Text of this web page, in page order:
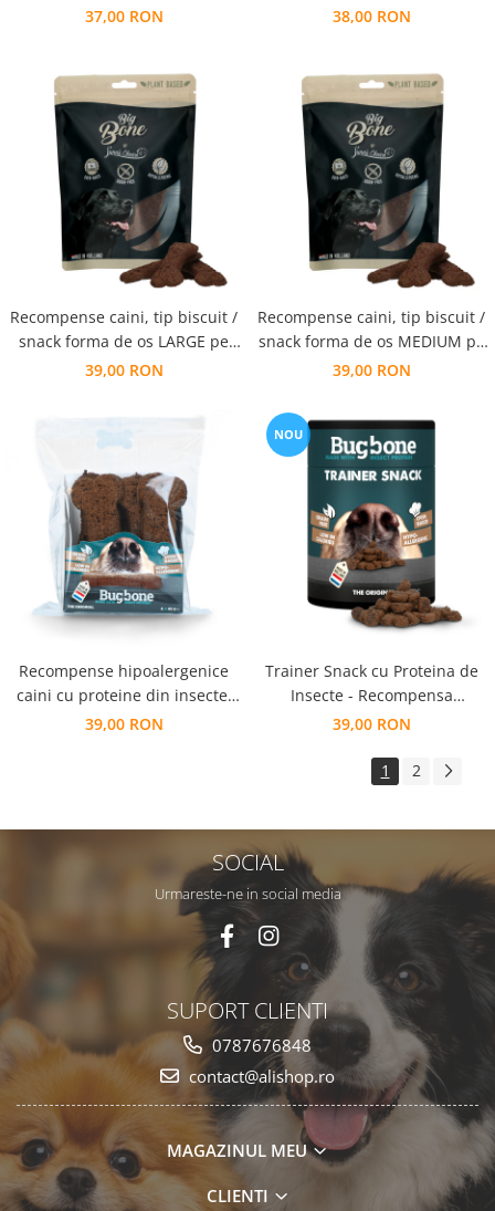
biscuit/ snack forma os
37,00 RON
biscuit / snack inimioare
38,00 RON
Recompense caini, tip biscuit /
snack forma de os LARGE pe
baza de plante, fara cereale
39,00 RON
Recompense caini, tip biscuit /
snack forma de os MEDIUM pe
baza de plante, fara cereale
39,00 RON
Recompense hipoalergenice
caini cu proteine din insecte,
tip biscuit / snack forma os
39,00 RON
NOU
Trainer Snack cu Proteina de
Insecte - Recompensa
Hipoalergenica pentru Caini
39,00 RON
1 2
SOCIAL
Urmareste-ne in social media
SUPORT CLIENTI
0787676848
contact@alishop.ro
MAGAZINUL MEU
CLIENTI